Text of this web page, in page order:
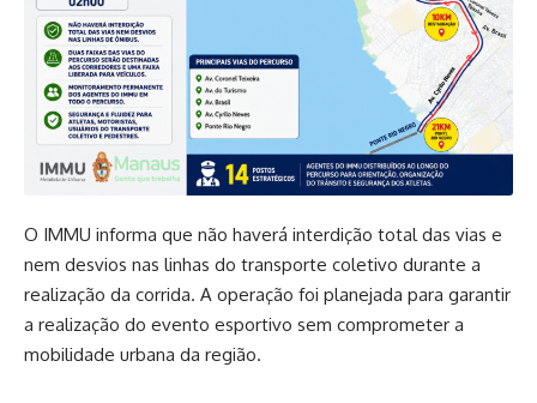
O IMMU informa que não haverá interdição total das vias e
nem desvios nas linhas do transporte coletivo durante a
realização da corrida. A operação foi planejada para garantir
a realização do evento esportivo sem comprometer a
mobilidade urbana da região.